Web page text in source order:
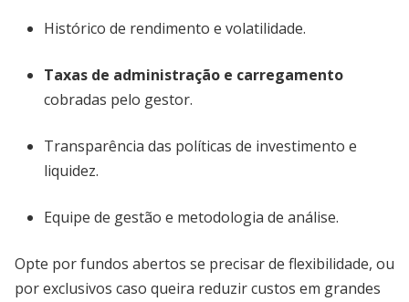
Histórico de rendimento e volatilidade.
Taxas de administração e carregamento
cobradas pelo gestor.
Transparência das políticas de investimento e
liquidez.
Equipe de gestão e metodologia de análise.
Opte por fundos abertos se precisar de flexibilidade, ou
por exclusivos caso queira reduzir custos em grandes